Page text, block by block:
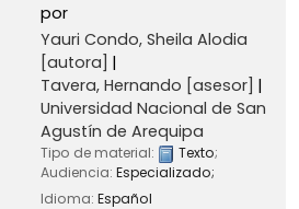
por
Yauri Condo, Sheila Alodia
[autora]
Tavera, Hernando [asesor]
Universidad Nacional de San
Agustín de Arequipa
Tipo de material: Texto;
Audiencia: Especializado;
Idioma: Español